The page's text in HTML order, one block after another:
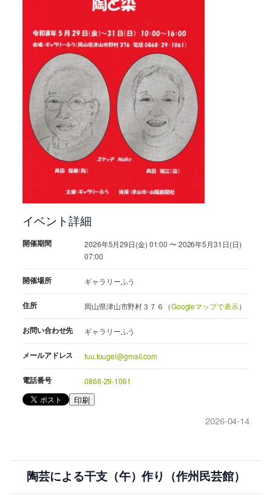
イベント詳細
開催期間
2026年5月29日(金) 01:00 〜 2026年5月31日(日)
07:00
開催場所 ギャラリーふう
住所 岡山県津山市野村３７６（Googleマップで表示）
お問い合わせ先 ギャラリーふう
メールアドレス fuu.tougei@gmail.com
電話番号 0868-29-1061
印刷
2026-04-14
陶芸による干支（午）作り（作州民芸館）